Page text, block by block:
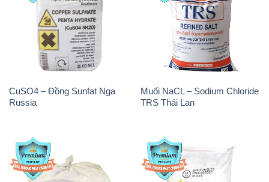
CuSO4 – Đồng Sunfat Nga
Muối NaCL – Sodium Chloride
TRS Thái Lan